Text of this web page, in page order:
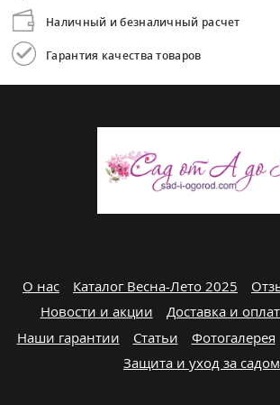
Наличный и безналичный расчет
Гарантия качества товаров
О нас Каталог Весна-Лето 2025
Новости и акции
Доставка и
Наши гарантии
Статьи Фотогалерея
Защита и уход за садом